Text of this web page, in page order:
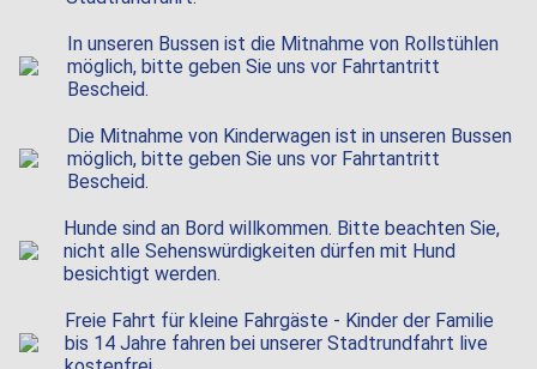
In unseren Bussen ist die Mitnahme von Rollstühlen
möglich, bitte geben Sie uns vor Fahrtantritt
Bescheid.
Die Mitnahme von Kinderwagen ist in unseren Bussen
möglich, bitte geben Sie uns vor Fahrtantritt
Bescheid.
Hunde sind an Bord willkommen. Bitte beachten Sie,
nicht alle Sehens­würdig­keiten dürfen mit Hund
besichtigt werden.
Freie Fahrt für kleine Fahrgäste - Kinder der Familie
bis 14 Jahre fahren bei unserer Stadtrundfahrt live